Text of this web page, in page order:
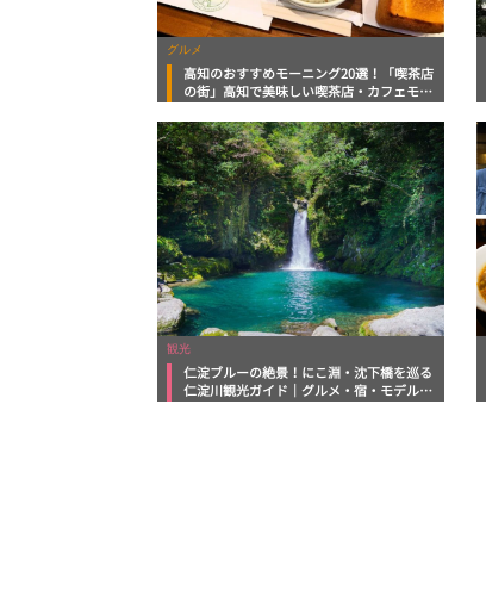
グルメ
高知のおすすめモーニング20選！「喫茶店
の街」高知で美味しい喫茶店・カフェモー
観光
仁淀ブルーの絶景！にこ淵・沈下橋を巡る
仁淀川観光ガイド｜グルメ・宿・モデルコ